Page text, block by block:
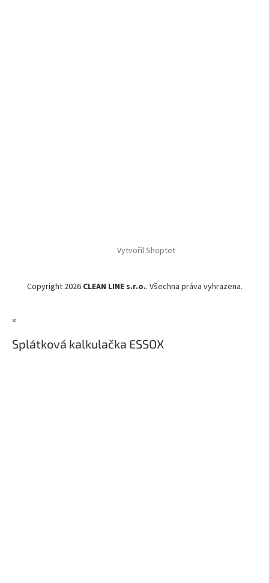
Vytvořil Shoptet
Copyright 2026 CLEAN LINE s.r.o.. Všechna práva vyhrazena.
×
Splátková kalkulačka ESSOX